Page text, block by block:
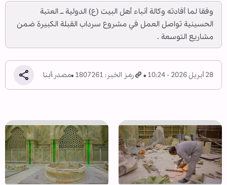
وفقا لما أفادته وكالة أنباء أهل البيت (ع) الدولية ــ العتبة
الحسينية تواصل العمل في مشروع سرداب القبلة الكبيرة ضمن
مشاريع التوسعة .
28 أبريل 2026 - 10:24 رمز الخبر: 1807261 مصدر:أبنا